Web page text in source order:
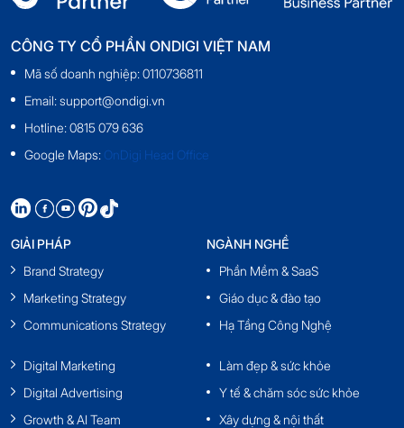
CÔNG TY CỔ PHẦN ONDIGI VIỆT NAM
Mã số doanh nghiệp: 0110736811
Email: support@ondigi.vn
Hotline: 0815 079 636
Google Maps: OnDigi Head Office
GIẢI PHÁP
Brand Strategy
Marketing Strategy
Communications Strategy
Digital Marketing
Digital Advertising
Growth & AI Team
NGÀNH NGHỀ
Phần Mềm & SaaS
Giáo dục & đào tạo
Hạ Tầng Công Nghệ
Làm đẹp & sức khỏe
Y tế & chăm sóc sức khỏe
Xây dựng & nội thất